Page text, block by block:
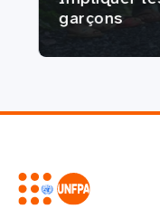
garçons